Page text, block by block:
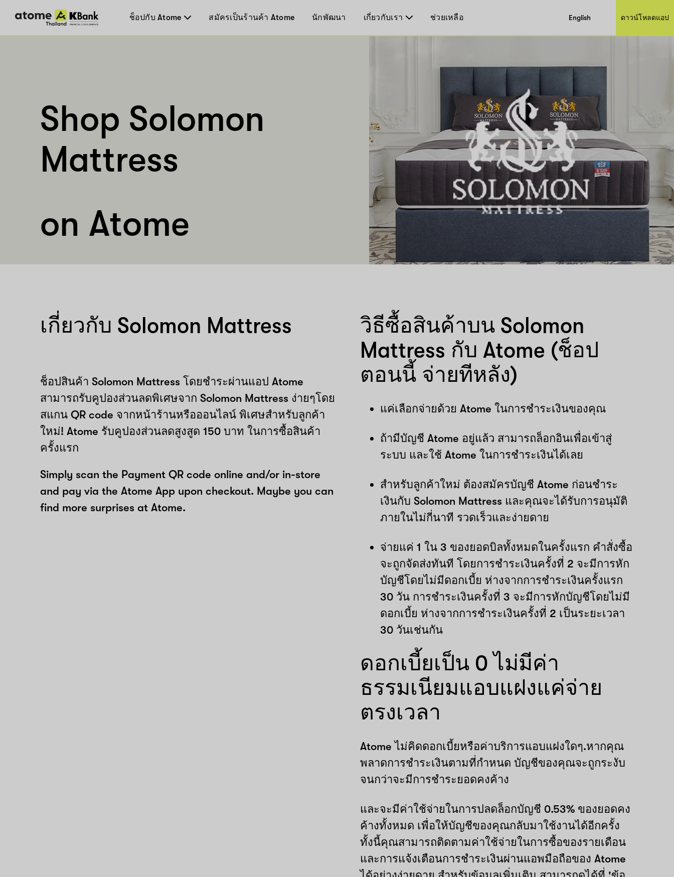
ช็อปกับ Atome สมัครเป็นร้านค้า Atome นักพัฒนา เกี่ยวกับเรา ช่วยเหลือ English ดาวน์โหลดแอป
Shop Solomon
Mattress
on Atome
เกี่ยวกับ Solomon Mattress
ช็อปสินค้า Solomon Mattress โดยชำระผ่านแอป Atome
สามารถรับคูปองส่วนลดพิเศษจาก Solomon Mattress ง่ายๆโดย
สแกน QR code จากหน้าร้านหรือออนไลน์ พิเศษสำหรับลูกค้า
ใหม่! Atome รับคูปองส่วนลดสูงสูด 150 บาท ในการซื้อสินค้า
ครั้งแรก
Simply scan the Payment QR code online and/or in-store
and pay via the Atome App upon checkout. Maybe you can
find more surprises at Atome.
วิธีซื้อสินค้าบน Solomon
Mattress กับ Atome (ช็อป
ตอนนี้ จ่ายทีหลัง)
แค่เลือกจ่ายด้วย Atome ในการชำระเงินของคุณ
ถ้ามีบัญชี Atome อยู่แล้ว สามารถล็อกอินเพื่อเข้าสู่
ระบบ และใช้ Atome ในการชำระเงินได้เลย
สำหรับลูกค้าใหม่ ต้องสมัครบัญชี Atome ก่อนชำระ
เงินกับ Solomon Mattress และคุณจะได้รับการอนุมัติ
ภายในไม่กี่นาที รวดเร็วและง่ายดาย
จ่ายแค่ 1 ใน 3 ของยอดบิลทั้งหมดในครั้งแรก คำสั่งซื้อ
จะถูกจัดส่งทันที โดยการชำระเงินครั้งที่ 2 จะมีการหัก
บัญชีโดยไม่มีดอกเบี้ย ห่างจากการชำระเงินครั้งแรก
30 วัน การชำระเงินครั้งที่ 3 จะมีการหักบัญชีโดยไม่มี
ดอกเบี้ย ห่างจากการชำระเงินครั้งที่ 2 เป็นระยะเวลา
30 วันเช่นกัน
ดอกเบี้ยเป็น 0 ไม่มีค่า
ธรรมเนียมแอบแฝงแค่จ่าย
ตรงเวลา
Atome ไม่คิดดอกเบี้ยหรือค่าบริการแอบแฝงใดๆ.หากคุณ
พลาดการชำระเงินตามที่กำหนด บัญชีของคุณจะถูกระงับ
จนกว่าจะมีการชำระยอดคงค้าง
และจะมีค่าใช้จ่ายในการปลดล็อกบัญชี 0.53% ของยอดคง
ค้างทั้งหมด เพื่อให้บัญชีของคุณกลับมาใช้งานได้อีกครั้ง
ทั้งนี้คุณสามารถติดตามค่าใช้จ่ายในการซื้อของรายเดือน
และการแจ้งเตือนการชำระเงินผ่านแอพมือถือของ Atome